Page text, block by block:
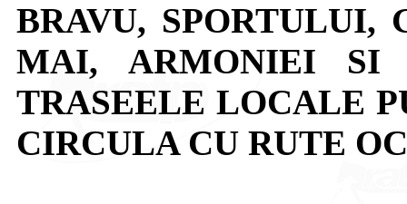
BRAVU, SPORTULUI,
MAI, ARMONIEI SI
TRASEELE LOCALE
CIRCULA CU RUTE